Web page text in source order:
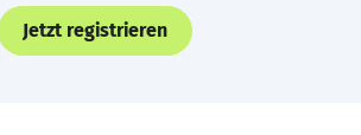
Jetzt registrieren